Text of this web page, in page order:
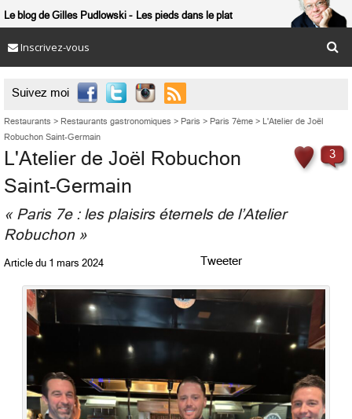
Le blog de Gilles Pudlowski Les pieds dans le plat
Inscrivez-vous
Suivez moi 
Restaurants > Restaurants gastronomiques > Paris > Paris 7ème > L'Atelier de Joël
Robuchon Saint-Germain
3
L'Atelier de Joël Robuchon
Saint-Germain
« Paris 7e : les plaisirs éternels de l’Atelier
Robuchon »
Article du 1 mars 2024 Tweeter